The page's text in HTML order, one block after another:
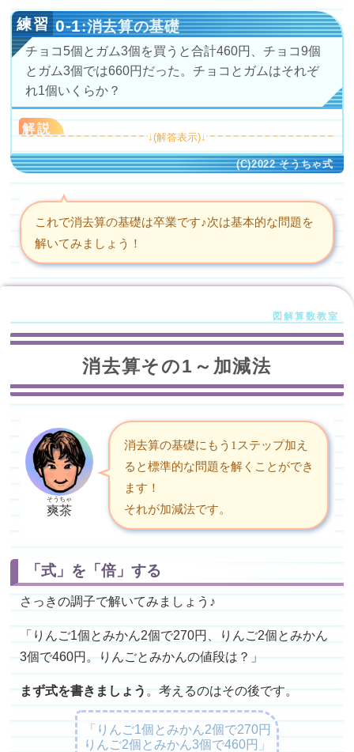
0-1:消去算の基礎
チョコ5個とガム3個を買うと合計460円、チョコ9個
とガム3個では660円だった。チョコとガムはそれぞ
れ1個いくらか？
解説
これで消去算の基礎は卒業です♪次は基本的な問題を
解いてみましょう！
消去算その1～加減法
爽茶
そうちゃ
消去算の基礎にもう1ステップ加え
ると標準的な問題を解くことができ
ます！
それが加減法です。
「式」を「倍」する
さっきの調子で解いてみましょう♪
「りんご1個とみかん2個で270円、りんご2個とみかん
3個で460円。りんごとみかんの値段は？」
まず式を書きましょう 。考えるのはその後です。
「りんご1個とみかん2個で270円
りんご2個とみかん3個で460円」